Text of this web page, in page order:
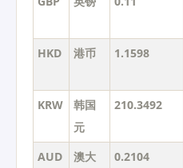
HKD 港币 1.1598
KRW
韩国
元
210.3492
AUD
澳大
0.2104